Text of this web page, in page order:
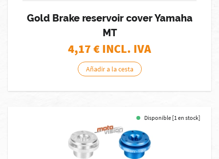
Gold Brake reservoir cover Yamaha
MT
4,17€ INCL. IVA
Añadir a la cesta
Disponible [1 en stock]